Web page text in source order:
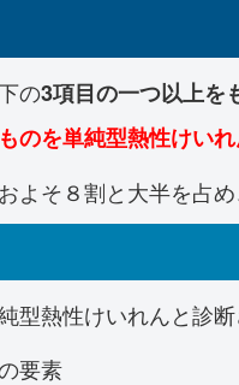
の3項目の一つ以上を
のを単純型熱性けい
よそ８割と大半を占
型熱性けいれんと診断
要素